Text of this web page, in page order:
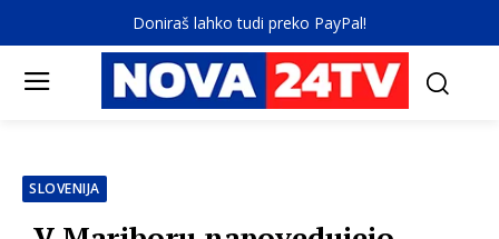
Doniraš lahko tudi preko PayPal!
SLOVENIJA